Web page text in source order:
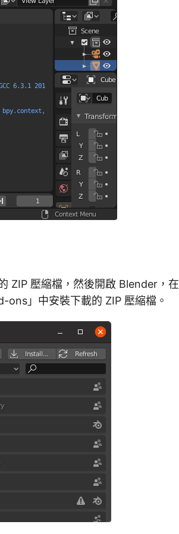
ZIP 壓縮檔，然後開啟 Blender，在
ons」中安裝下載的 ZIP 壓縮檔。